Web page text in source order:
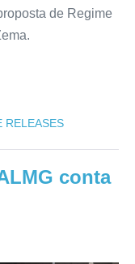
de Regime
RELEASES
conta